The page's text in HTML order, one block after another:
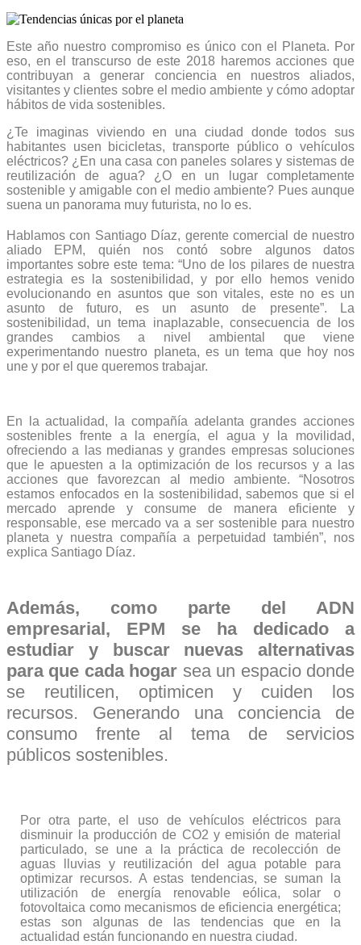
Este año nuestro compromiso es único con el Planeta. Por
eso, en el transcurso de este 2018 haremos acciones que
contribuyan a generar conciencia en nuestros aliados,
visitantes y clientes sobre el medio ambiente y cómo adoptar
hábitos de vida sostenibles.
¿Te imaginas viviendo en una ciudad donde todos sus
habitantes usen bicicletas, transporte público o vehículos
eléctricos? ¿En una casa con paneles solares y sistemas de
reutilización de agua? ¿O en un lugar completamente
sostenible y amigable con el medio ambiente? Pues aunque
suena un panorama muy futurista, no lo es.
Hablamos con Santiago Díaz, gerente comercial de nuestro
aliado EPM, quién nos contó sobre algunos datos
importantes sobre este tema: “Uno de los pilares de nuestra
estrategia es la sostenibilidad, y por ello hemos venido
evolucionando en asuntos que son vitales, este no es un
asunto de futuro, es un asunto de presente”. La
sostenibilidad, un tema inaplazable, consecuencia de los
grandes cambios a nivel ambiental que viene
experimentando nuestro planeta, es un tema que hoy nos
une y por el que queremos trabajar.
En la actualidad, la compañía adelanta grandes acciones
sostenibles frente a la energía, el agua y la movilidad,
ofreciendo a las medianas y grandes empresas soluciones
que le apuesten a la optimización de los recursos y a las
acciones que favorezcan al medio ambiente. “Nosotros
estamos enfocados en la sostenibilidad, sabemos que si el
mercado aprende y consume de manera eficiente y
responsable, ese mercado va a ser sostenible para nuestro
planeta y nuestra compañía a perpetuidad también”, nos
explica Santiago Díaz.
Además, como parte del ADN
empresarial, EPM se ha dedicado a
estudiar y buscar nuevas alternativas
para que cada hogar sea un espacio donde
se reutilicen, optimicen y cuiden los
recursos. Generando una conciencia de
consumo frente al tema de servicios
públicos sostenibles.
Por otra parte, el uso de vehículos eléctricos para
disminuir la producción de CO2 y emisión de material
particulado, se une a la práctica de recolección de
aguas lluvias y reutilización del agua potable para
optimizar recursos. A estas tendencias, se suman la
utilización de energía renovable eólica, solar o
fotovoltaica como mecanismos de eficiencia energética;
estas son algunas de las tendencias que en la
actualidad están funcionando en nuestra ciudad.